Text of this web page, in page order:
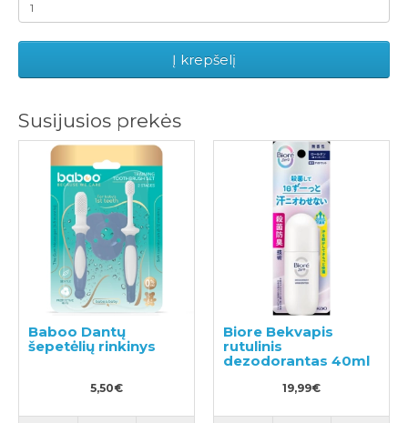
Į krepšelį
Susijusios prekės
Baboo Dantų
šepetėlių rinkinys
5,50€
Biore Bekvapis
rutulinis
dezodorantas 40ml
19,99€